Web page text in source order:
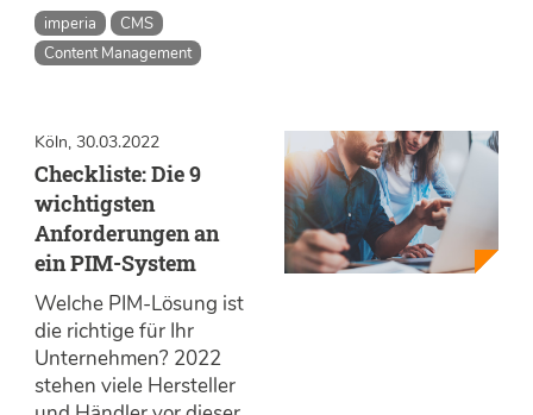
imperia
CMS
Content Management
Köln, 30.03.2022
Checkliste: Die 9
wichtigsten
Anforderungen an
ein PIM-System
Welche PIM-Lösung ist
die richtige für Ihr
Unternehmen? 2022
stehen viele Hersteller